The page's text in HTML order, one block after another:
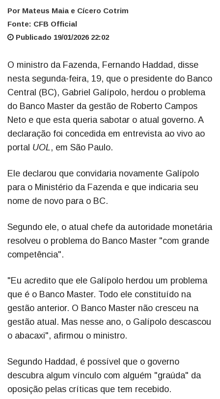
Por Mateus Maia e Cícero Cotrim
Fonte: CFB Official
Publicado 19/01/2026 22:02
O ministro da Fazenda, Fernando Haddad, disse
nesta segunda-feira, 19, que o presidente do Banco
Central (BC), Gabriel Galípolo, herdou o problema
do Banco Master da gestão de Roberto Campos
Neto e que esta queria sabotar o atual governo. A
declaração foi concedida em entrevista ao vivo ao
portal UOL, em São Paulo.
Ele declarou que convidaria novamente Galípolo
para o Ministério da Fazenda e que indicaria seu
nome de novo para o BC.
Segundo ele, o atual chefe da autoridade monetária
resolveu o problema do Banco Master "com grande
competência".
"Eu acredito que ele Galípolo herdou um problema
que é o Banco Master. Todo ele constituído na
gestão anterior. O Banco Master não cresceu na
gestão atual. Mas nesse ano, o Galípolo descascou
o abacaxi", afirmou o ministro.
Segundo Haddad, é possível que o governo
descubra algum vínculo com alguém "graúda" da
oposição pelas críticas que tem recebido.